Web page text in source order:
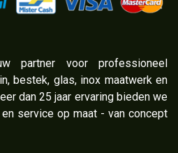
partner voor professioneel
bestek, glas, inox maatwerk en
dan 25 jaar ervaring bieden we
service op maat - van concept